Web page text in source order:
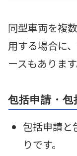
同型車両を複
用する場合に
ースもあります
包括申請・包
包括申請と
りです。